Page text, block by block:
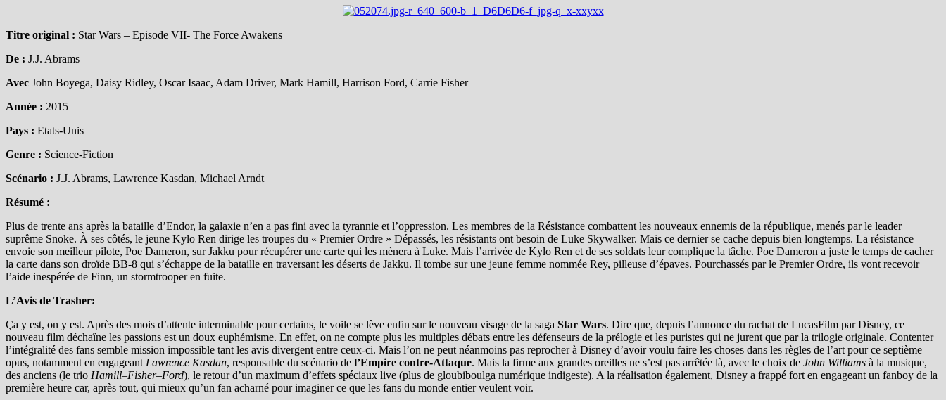
Titre original : Star Wars – Episode VII- The Force Awakens
De : J.J. Abrams
Avec John Boyega, Daisy Ridley, Oscar Isaac, Adam Driver, Mark Hamill, Harrison Ford, Carrie Fisher
Année : 2015
Pays : Etats-Unis
Genre : Science-Fiction
Scénario : J.J. Abrams, Lawrence Kasdan, Michael Arndt
Résumé :
Plus de trente ans après la bataille d’Endor, la galaxie n’en a pas fini avec la tyrannie et l’oppression. Les membres de la Résistance combattent les nouveaux ennemis de la république, menés par le leader
suprême Snoke. À ses côtés, le jeune Kylo Ren dirige les troupes du « Premier Ordre » Dépassés, les résistants ont besoin de Luke Skywalker. Mais ce dernier se cache depuis bien longtemps. La résistance
envoie son meilleur pilote, Poe Dameron, sur Jakku pour récupérer une carte qui les mènera à Luke. Mais l’arrivée de Kylo Ren et de ses soldats leur complique la tâche. Poe Dameron a juste le temps de cacher
la carte dans son droïde BB-8 qui s’échappe de la bataille en traversant les déserts de Jakku. Il tombe sur une jeune femme nommée Rey, pilleuse d’épaves. Pourchassés par le Premier Ordre, ils vont recevoir
l’aide inespérée de Finn, un stormtrooper en fuite.
L’Avis de Trasher:
Ça y est, on y est. Après des mois d’attente interminable pour certains, le voile se lève enfin sur le nouveau visage de la saga Star Wars. Dire que, depuis l’annonce du rachat de LucasFilm par Disney, ce
nouveau film déchaîne les passions est un doux euphémisme. En effet, on ne compte plus les multiples débats entre les défenseurs de la prélogie et les puristes qui ne jurent que par la trilogie originale. Contenter
l’intégralité des fans semble mission impossible tant les avis divergent entre ceux-ci. Mais l’on ne peut néanmoins pas reprocher à Disney d’avoir voulu faire les choses dans les règles de l’art pour ce septième
opus, notamment en engageant Lawrence Kasdan, responsable du scénario de l’Empire contre-Attaque. Mais la firme aux grandes oreilles ne s’est pas arrêtée là, avec le choix de John Williams à la musique,
des anciens (le trio Hamill–Fisher–Ford), le retour d’un maximum d’effets spéciaux live (plus de gloubiboulga numérique indigeste). A la réalisation également, Disney a frappé fort en engageant un fanboy de la
première heure car, après tout, qui mieux qu’un fan acharné pour imaginer ce que les fans du monde entier veulent voir.